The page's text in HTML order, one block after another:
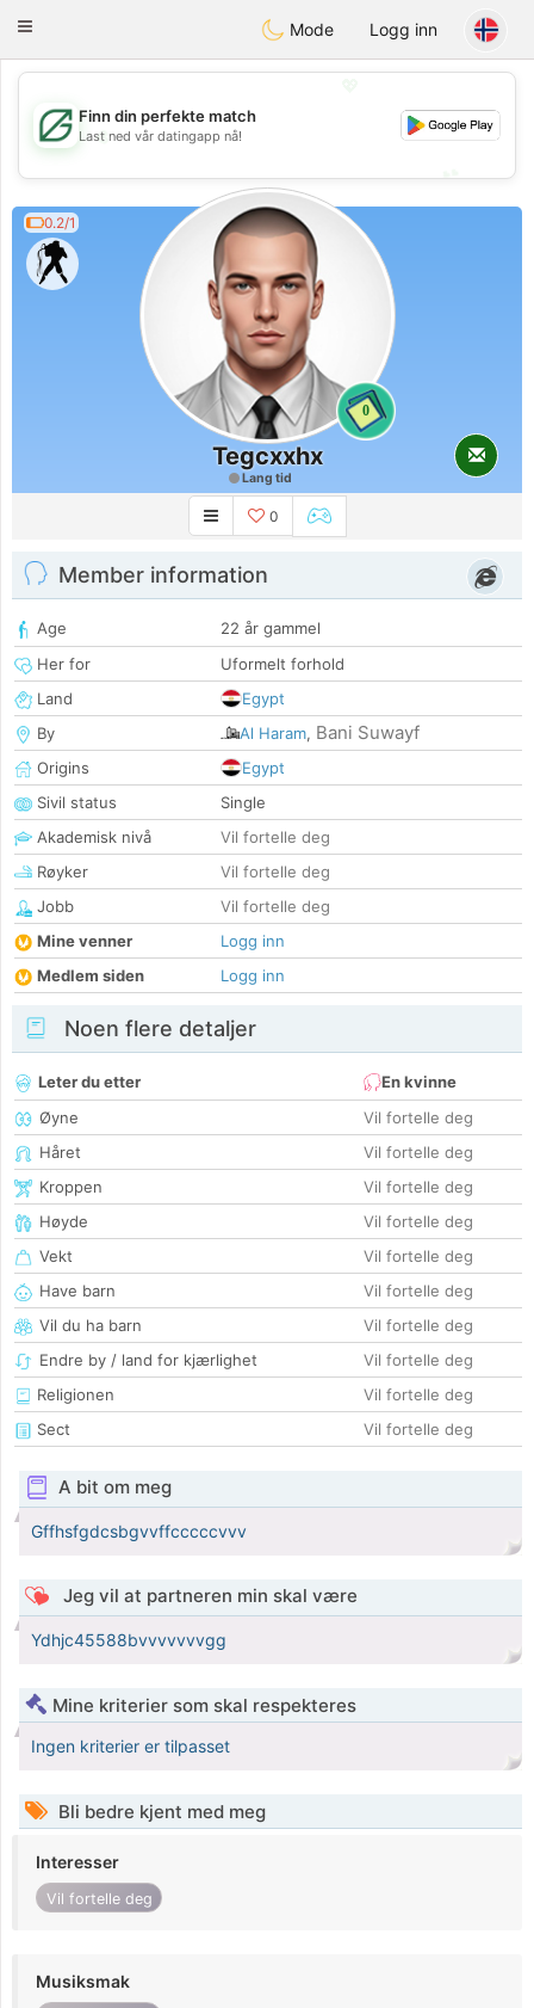
GulfDating
Toggle
Mode Logg inn
💖
💕
Finn din perfekte match
Last ned vår datingapp nå!
0.2/1
0
Tegcxxhx
Lang tid
0
Member information
Age
22 år gammel
Her for
Uformelt forhold
Land
Egypt
By
Al Haram, Bani Suwayf
Origins
Egypt
Sivil status
Single
Akademisk nivå
Vil fortelle deg
Røyker
Vil fortelle deg
Jobb
Vil fortelle deg
Mine venner
Logg inn
Medlem siden
Logg inn
Noen flere detaljer
Leter du etter
En kvinne
Øyne
Vil fortelle deg
Håret
Vil fortelle deg
Kroppen
Vil fortelle deg
Høyde
Vil fortelle deg
Vekt
Vil fortelle deg
Have barn
Vil fortelle deg
Vil du ha barn
Vil fortelle deg
Endre by / land for kjærlighet
Vil fortelle deg
Religionen
Vil fortelle deg
Sect
Vil fortelle deg
A bit om meg
Gffhsfgdcsbgvvffcccccvvv
Jeg vil at partneren min skal være
Ydhjc45588bvvvvvvvgg
Mine kriterier som skal respekteres
Ingen kriterier er tilpasset
Bli bedre kjent med meg
Interesser
Vil fortelle deg
Musiksmak